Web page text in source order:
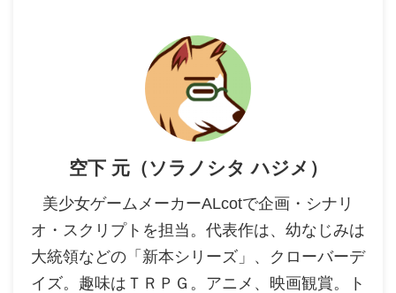
空下 元（ソラノシタ ハジメ）
美少女ゲームメーカーALcotで企画・シナリ
オ・スクリプトを担当。代表作は、幼なじみは
大統領などの「新本シリーズ」、クローバーデ
イズ。趣味はＴＲＰＧ。アニメ、映画観賞。ト